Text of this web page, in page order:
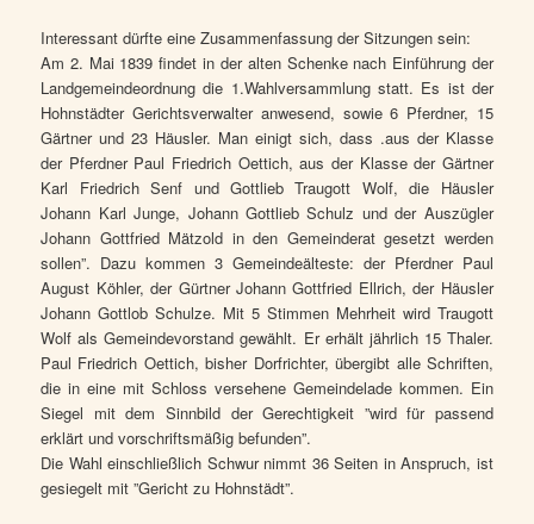
Interessant dürfte eine Zusammenfassung der Sitzungen sein:
Am 2. Mai 1839 findet in der alten Schenke nach Einführung der
Landgemeindeordnung die 1.Wahlversammlung statt. Es ist der
Hohnstädter Gerichtsverwalter anwesend, sowie 6 Pferdner, 15
Gärtner und 23 Häusler. Man einigt sich, dass .aus der Klasse
der Pferdner Paul Friedrich Oettich, aus der Klasse der Gärtner
Karl Friedrich Senf und Gottlieb Traugott Wolf, die Häusler
Johann Karl Junge, Johann Gottlieb Schulz und der Auszügler
Johann Gottfried Mätzold in den Gemeinderat gesetzt werden
sollen”. Dazu kommen 3 Gemeindeälteste: der Pferdner Paul
August Köhler, der Gürtner Johann Gottfried Ellrich, der Häusler
Johann Gottlob Schulze. Mit 5 Stimmen Mehrheit wird Traugott
Wolf als Gemeindevorstand gewählt. Er erhält jährlich 15 Thaler.
Paul Friedrich Oettich, bisher Dorfrichter, übergibt alle Schriften,
die in eine mit Schloss versehene Gemeindelade kommen. Ein
Siegel mit dem Sinnbild der Gerechtigkeit ”wird für passend
erklärt und vorschriftsmäßig befunden”.
Die Wahl einschließlich Schwur nimmt 36 Seiten in Anspruch, ist
gesiegelt mit ”Gericht zu Hohnstädt”.